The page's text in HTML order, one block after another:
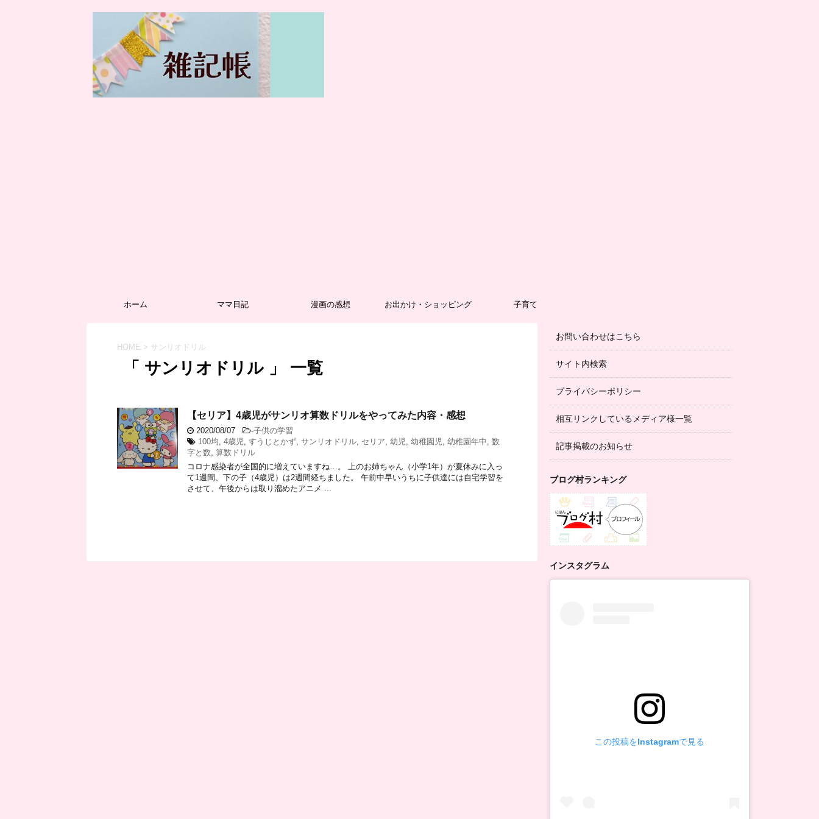
ホーム ママ日記 漫画の感想 お出かけ・ショッピング 子育て
HOME > サンリオドリル
「 サンリオドリル 」 一覧
【セリア】4歳児がサンリオ算数ドリルをやってみた内容・感想
2020/08/07 -子供の学習
100均 4歳児 すうじとかず サンリオドリル セリア 幼児 幼稚園児 幼稚園年中 数
字と数 算数ドリル
コロナ感染者が全国的に増えていますね…。 上のお姉ちゃん（小学1年）が夏休みに入っ
て1週間、下の子（4歳児）は2週間経ちました。 午前中早いうちに子供達には自宅学習を
させて、午後からは取り溜めたアニメ ...
お問い合わせはこちら
サイト内検索
プライバシーポリシー
相互リンクしているメディア様一覧
記事掲載のお知らせ
ブログ村ランキング
インスタグラム
この投稿をInstagramで見る